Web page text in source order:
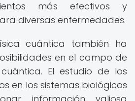
más efectivos y
diversas enfermedades.
cuántica también ha
en el campo de
El estudio de los
en los sistemas biológicos